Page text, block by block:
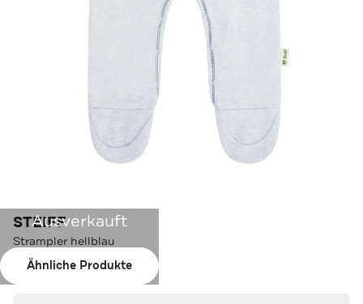
Ausverkauft
Ähnliche Produkte
STEIFF
Strampler hellblau
Farbe:hellblau